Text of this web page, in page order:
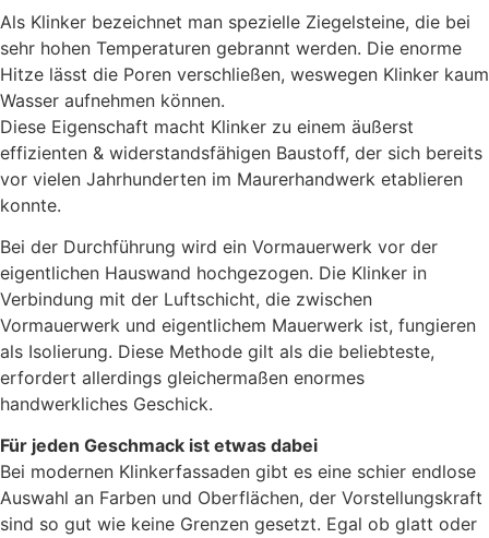
Als Klinker bezeichnet man spezielle Ziegelsteine, die bei
sehr hohen Temperaturen gebrannt werden. Die enorme
Hitze lässt die Poren verschließen, weswegen Klinker kaum
Wasser aufnehmen können.
Diese Eigenschaft macht Klinker zu einem äußerst
effizienten & widerstandsfähigen Baustoff, der sich bereits
vor vielen Jahrhunderten im Maurerhandwerk etablieren
konnte.
Bei der Durchführung wird ein Vormauerwerk vor der
eigentlichen Hauswand hochgezogen. Die Klinker in
Verbindung mit der Luftschicht, die zwischen
Vormauerwerk und eigentlichem Mauerwerk ist, fungieren
als Isolierung. Diese Methode gilt als die beliebteste,
erfordert allerdings gleichermaßen enormes
handwerkliches Geschick.
Für jeden Geschmack ist etwas dabei
Bei modernen Klinkerfassaden gibt es eine schier endlose
Auswahl an Farben und Oberflächen, der Vorstellungskraft
sind so gut wie keine Grenzen gesetzt. Egal ob glatt oder